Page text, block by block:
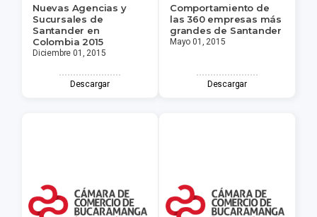
Nuevas Agencias y
Sucursales de
Santander en
Colombia 2015
Diciembre 01, 2015
Descargar
Comportamiento de
las 360 empresas más
grandes de Santander
Mayo 01, 2015
Descargar